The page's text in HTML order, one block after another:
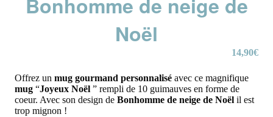
Noël
14,90€
Offrez un mug gourmand personnalisé avec ce magnifique
mug “Joyeux Noël ” rempli de 10 guimauves en forme de
coeur. Avec son design de Bonhomme de neige de Noël il est
trop mignon !